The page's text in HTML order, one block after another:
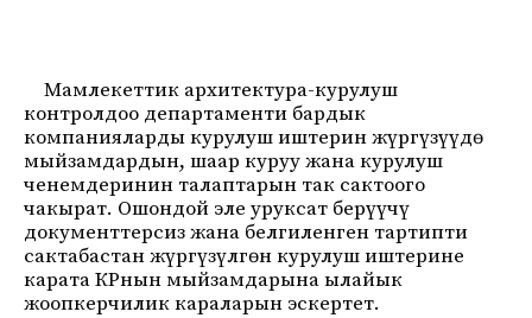
Мамлекеттик архитектура-курулуш
контролдоо департаменти бардык
компанияларды курулуш иштерин жүргүзүүдө
мыйзамдардын, шаар куруу жана курулуш
ченемдеринин талаптарын так сактоого
чакырат. Ошондой эле уруксат берүүчү
документтерсиз жана белгиленген тартипти
сактабастан жүргүзүлгөн курулуш иштерине
карата КРнын мыйзамдарына ылайык
жоопкерчилик караларын эскертет.